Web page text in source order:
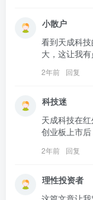
小散户
看到天成科
大，这让我有
2年前 回复
科技迷
天成科技在
创业板上市后
2年前 回复
理性投资者